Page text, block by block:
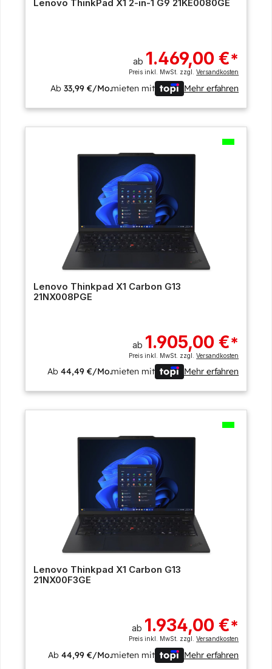
Lenovo ThinkPad X1 2-in-1 G9 21KE0080GE
ab 1.469,00 €*
Preis inkl. MwSt. zzgl.Versandkosten
Ab33,99 €/Mo.mieten mit Mehr erfahren
Lenovo Thinkpad X1 Carbon G13
21NX008PGE
ab 1.905,00 €*
Preis inkl. MwSt. zzgl.Versandkosten
Ab44,49 €/Mo.mieten mit Mehr erfahren
Lenovo Thinkpad X1 Carbon G13
21NX00F3GE
ab 1.934,00 €*
Preis inkl. MwSt. zzgl.Versandkosten
Ab44,99 €/Mo.mieten mit Mehr erfahren